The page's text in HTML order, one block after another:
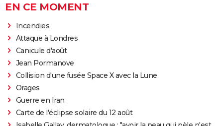
EN CE MOMENT
Incendies
Attaque à Londres
Canicule d'août
Jean Pormanove
Collision d'une fusée Space X avec la Lune
Orages
Guerre en Iran
Carte de l'éclipse solaire du 12 août